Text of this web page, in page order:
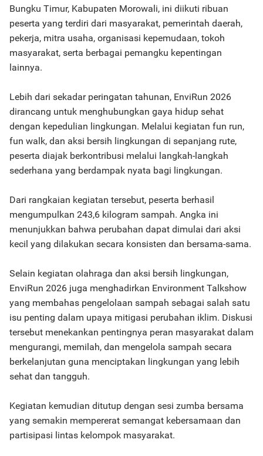
Bungku Timur, Kabupaten Morowali, ini diikuti ribuan
peserta yang terdiri dari masyarakat, pemerintah daerah,
pekerja, mitra usaha, organisasi kepemudaan, tokoh
masyarakat, serta berbagai pemangku kepentingan
lainnya.
Lebih dari sekadar peringatan tahunan, EnviRun 2026
dirancang untuk menghubungkan gaya hidup sehat
dengan kepedulian lingkungan. Melalui kegiatan fun run,
fun walk, dan aksi bersih lingkungan di sepanjang rute,
peserta diajak berkontribusi melalui langkah-langkah
sederhana yang berdampak nyata bagi lingkungan.
Dari rangkaian kegiatan tersebut, peserta berhasil
mengumpulkan 243,6 kilogram sampah. Angka ini
menunjukkan bahwa perubahan dapat dimulai dari aksi
kecil yang dilakukan secara konsisten dan bersama-sama.
Selain kegiatan olahraga dan aksi bersih lingkungan,
EnviRun 2026 juga menghadirkan Environment Talkshow
yang membahas pengelolaan sampah sebagai salah satu
isu penting dalam upaya mitigasi perubahan iklim. Diskusi
tersebut menekankan pentingnya peran masyarakat dalam
mengurangi, memilah, dan mengelola sampah secara
berkelanjutan guna menciptakan lingkungan yang lebih
sehat dan tangguh.
Kegiatan kemudian ditutup dengan sesi zumba bersama
yang semakin mempererat semangat kebersamaan dan
partisipasi lintas kelompok masyarakat.